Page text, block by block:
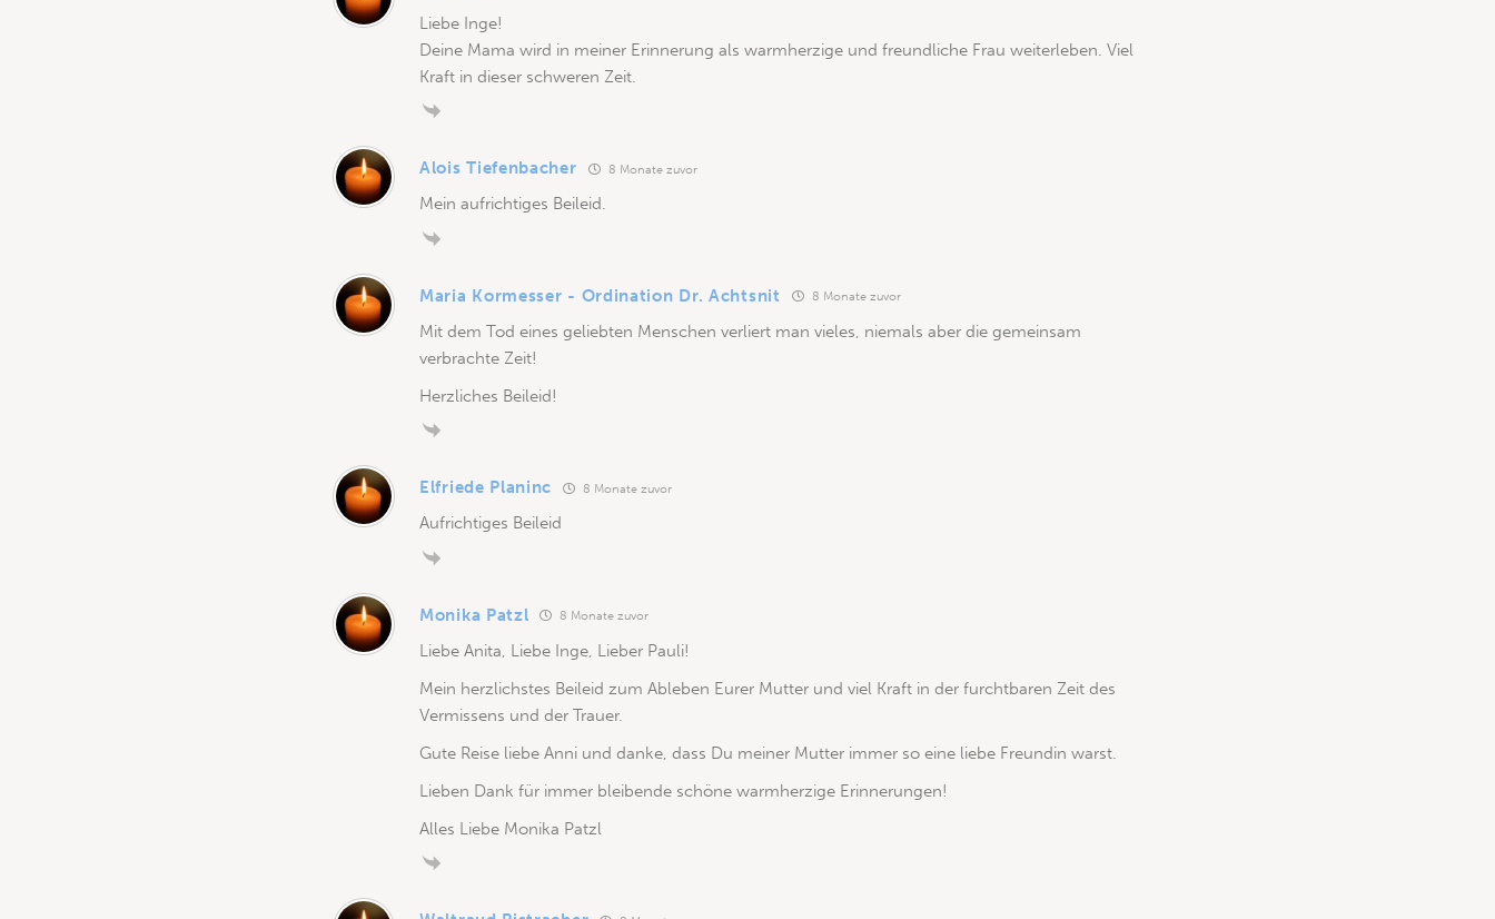
Liebe Inge!
Deine Mama wird in meiner Erinnerung als warmherzige und freundliche Frau weiterleben. Viel
Kraft in dieser schweren Zeit.
Alois Tiefenbacher 8 Monate zuvor
Mein aufrichtiges Beileid.
Maria Kormesser - Ordination Dr. Achtsnit 8 Monate zuvor
Mit dem Tod eines geliebten Menschen verliert man vieles, niemals aber die gemeinsam
verbrachte Zeit!
Herzliches Beileid!
Elfriede Planinc 8 Monate zuvor
Aufrichtiges Beileid
Monika Patzl 8 Monate zuvor
Liebe Anita, Liebe Inge, Lieber Pauli!
Mein herzlichstes Beileid zum Ableben Eurer Mutter und viel Kraft in der furchtbaren Zeit des
Vermissens und der Trauer.
Gute Reise liebe Anni und danke, dass Du meiner Mutter immer so eine liebe Freundin warst.
Lieben Dank für immer bleibende schöne warmherzige Erinnerungen!
Alles Liebe Monika Patzl